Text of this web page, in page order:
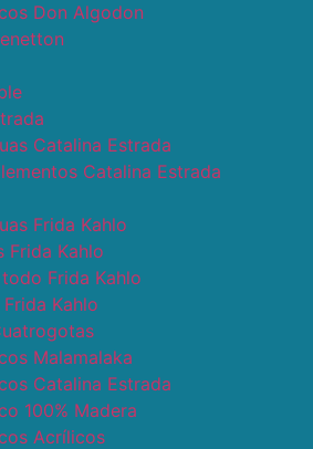
Don Algodon
Catalina Estrada
Catalina Estrada
Frida Kahlo
Frida Kahlo
Frida Kahlo
Kahlo
Malamalaka
Catalina Estrada
100% Madera
Acrílicos